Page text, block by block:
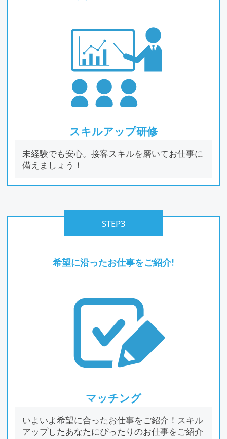
スキルアップ研修
未経験でも安⼼。接客スキルを磨いてお仕事に
備えましょう！
STEP3
希望に沿ったお仕事をご紹介!
マッチング
いよいよ希望に合ったお仕事をご紹介！スキル
アップしたあなたにぴったりのお仕事をご紹介